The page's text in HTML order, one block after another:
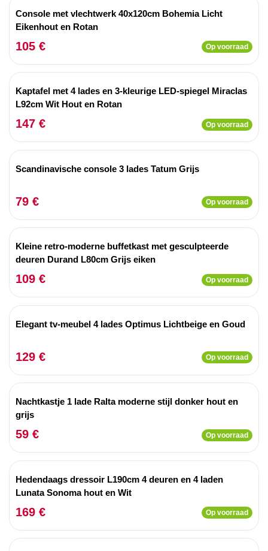
Console met vlechtwerk 40x120cm Bohemia Licht
Eikenhout en Rotan
105 € Op voorraad
Kaptafel met 4 lades en 3-kleurige LED-spiegel Miraclas
L92cm Wit Hout en Rotan
147 € Op voorraad
Scandinavische console 3 lades Tatum Grijs
79 € Op voorraad
Kleine retro-moderne buffetkast met gesculpteerde
deuren Durand L80cm Grijs eiken
109 € Op voorraad
Elegant tv-meubel 4 lades Optimus Lichtbeige en Goud
129 € Op voorraad
Nachtkastje 1 lade Ralta moderne stijl donker hout en
grijs
59 € Op voorraad
Hedendaags dressoir L190cm 4 deuren en 4 laden
Lunata Sonoma hout en Wit
169 € Op voorraad